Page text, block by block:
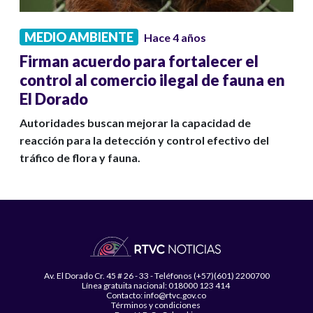
MEDIO AMBIENTE Hace 4 años
Firman acuerdo para fortalecer el
control al comercio ilegal de fauna en
El Dorado
Autoridades buscan mejorar la capacidad de
reacción para la detección y control efectivo del
tráfico de flora y fauna.
Av. El Dorado Cr. 45 # 26 - 33 - Teléfonos (+57)(601) 2200700
Línea gratuita nacional: 018000 123 414
Contacto: info@rtvc.gov.co
Términos y condiciones